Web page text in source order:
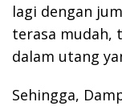
lagi dengan
terasa mudah,
dalam utang
Sehingga,